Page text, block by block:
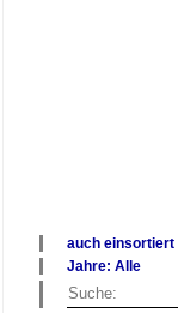
auch einsortiert
allgemein Europa
Jahre: Alle
Alle Jahre